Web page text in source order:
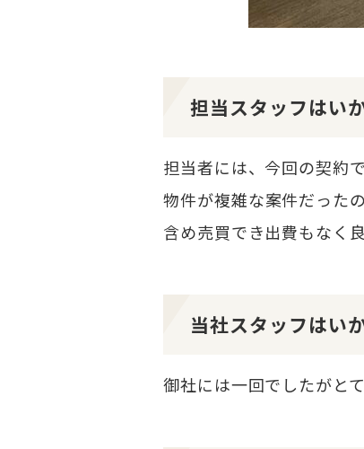
担当スタッフはい
担当者には、今回の契約
物件が複雑な案件だった
含め売買でき出費もなく
当社スタッフはい
御社には一回でしたがと